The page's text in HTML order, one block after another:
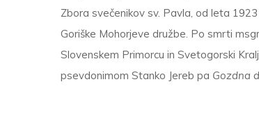
Zbora svečenikov sv. Pavla, od leta
Goriške Mohorjeve družbe. Po smrti
Slovenskem Primorcu in Svetogorski
psevdonimom Stanko Jereb pa Gozdna